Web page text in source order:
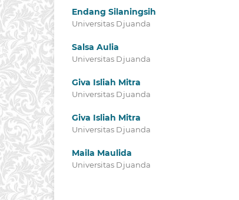
Endang Silaningsih
Universitas Djuanda
Salsa Aulia
Universitas Djuanda
Giva Isliah Mitra
Universitas Djuanda
Giva Isliah Mitra
Universitas Djuanda
Maila Maulida
Universitas Djuanda